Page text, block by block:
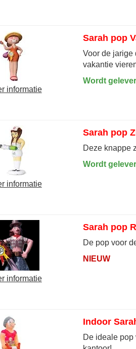
informatie
Sarah pop
Voor de jarige
vakantie
Wordt
informatie
Sarah pop
Deze knappe
Wordt
informatie
Sarah pop
De pop voor
NIEUW
Indoor
De ideale pop